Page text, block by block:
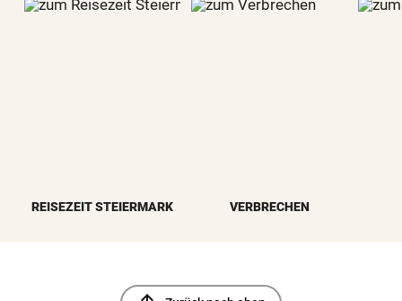
REISEZEIT STEIERMARK VERBRECHEN